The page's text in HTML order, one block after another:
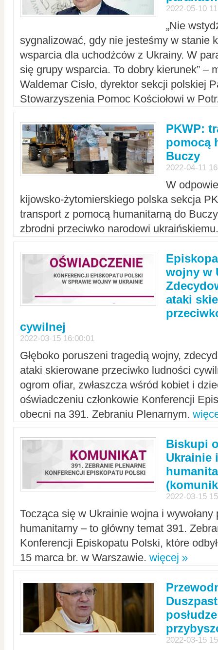
2022-05-10
„Nie
sygnalizować, gdy nie jesteśmy w stanie
wsparcia dla uchodźców z Ukrainy. W
się grupy wsparcia. To dobry kierunek” –
Waldemar Cisło, dyrektor sekcji polskiej
Stowarzyszenia Pomoc Kościołowi w
PKWP:
pomocą
Buczy
2022-04-11
W
kijowsko-żytomierskiego polska sekcja
transport z pomocą humanitarną do
zbrodni przeciwko narodowi
wojny w
ataki
cywilnej
2022-03-15 16:00:01
Głęboko poruszeni tragedią wojny,
ataki skierowane przeciwko ludności
ogrom ofiar, zwłaszcza wśród kobiet i
oświadczeniu członkowie Konferencji
obecni na 391. Zebraniu Plenarnym.
Biskupi
Ukrainie
2022-03-15
Tocząca się w Ukrainie wojna i
humanitarny – to główny temat 391.
Konferencji Episkopatu Polski, które
15 marca br. w Warszawie. więcej »
2022-03-15